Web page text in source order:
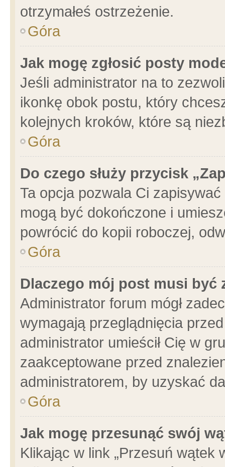
otrzymałeś ostrzeżenie.
Góra
Jak mogę zgłosić posty
Jeśli administrator na to
ikonkę obok postu, który
kolejnych kroków, które są
Góra
Do czego służy przycisk
Ta opcja pozwala Ci
mogą być dokończone i
powrócić do kopii roboczej,
Góra
Dlaczego mój post musi być
Administrator forum mógł
wymagają przeglądnięcia
administrator umieścił Cię w
zaakceptowane przed
administratorem, by uzyskać
Góra
Jak mogę przesunąć swój
Klikając w link „Przesuń wątek